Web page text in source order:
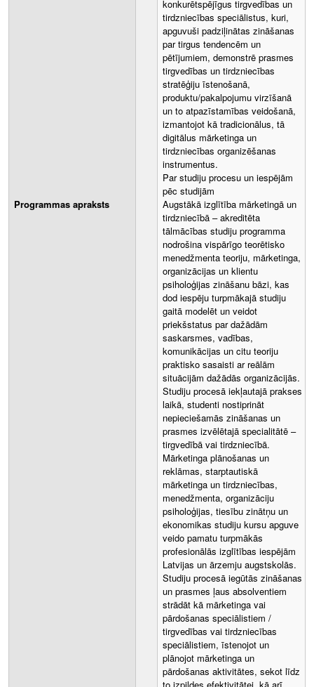
Programmas apraksts
konkurētspējīgus tirgvedības un
tirdzniecības speciālistus, kuri,
apguvuši padziļinātas zināšanas
par tirgus tendencēm un
pētījumiem, demonstrē prasmes
tirgvedības un tirdzniecības
stratēģiju īstenošanā,
produktu/pakalpojumu virzīšanā
un to atpazīstamības veidošanā,
izmantojot kā tradicionālus, tā
digitālus mārketinga un
tirdzniecības organizēšanas
instrumentus.
Par studiju procesu un iespējām
pēc studijām
Augstākā izglītība mārketingā un
tirdzniecībā – akreditēta
tālmācības studiju programma
nodrošina vispārīgo teorētisko
menedžmenta teoriju, mārketinga,
organizācijas un klientu
psiholoģijas zināšanu bāzi, kas
dod iespēju turpmākajā studiju
gaitā modelēt un veidot
priekšstatus par dažādām
saskarsmes, vadības,
komunikācijas un citu teoriju
praktisko sasaisti ar reālām
situācijām dažādās organizācijās.
Studiju procesā iekļautajā prakses
laikā, studenti nostiprināt
nepieciešamās zināšanas un
prasmes izvēlētajā specialitātē –
tirgvedībā vai tirdzniecībā.
Mārketinga plānošanas un
reklāmas, starptautiskā
mārketinga un tirdzniecības,
menedžmenta, organizāciju
psiholoģijas, tiesību zinātņu un
ekonomikas studiju kursu apguve
veido pamatu turpmākās
profesionālās izglītības iespējām
Latvijas un ārzemju augstskolās.
Studiju procesā iegūtās zināšanas
un prasmes ļaus absolventiem
strādāt kā mārketinga vai
pārdošanas speciālistiem /
tirgvedības vai tirdzniecības
speciālistiem, īstenojot un
plānojot mārketinga un
pārdošanas aktivitātes, sekot līdz